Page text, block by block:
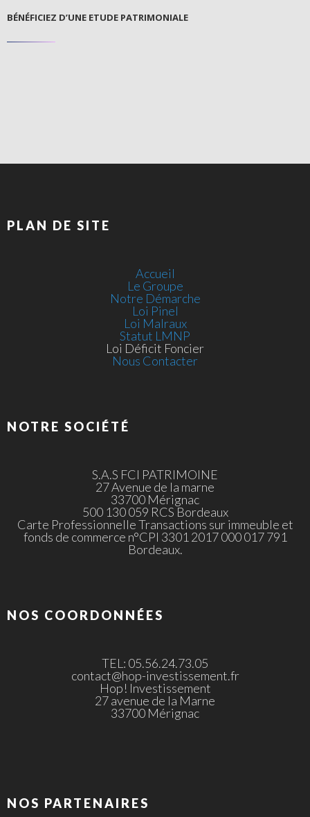
BÉNÉFICIEZ D’UNE ETUDE PATRIMONIALE
PLAN DE SITE
Accueil
Le Groupe
Notre Démarche
Loi Pinel
Loi Malraux
Statut LMNP
Loi Déficit Foncier
Nous Contacter
NOTRE SOCIÉTÉ
S.A.S FCI PATRIMOINE
27 Avenue de la marne
33700 Mérignac
500 130 059 RCS Bordeaux
Carte Professionnelle Transactions sur immeuble et
fonds de commerce n°CPI 3301 2017 000 017 791
Bordeaux.
NOS COORDONNÉES
TEL: 05.56.24.73.05
contact@hop-investissement.fr
Hop! Investissement
27 avenue de la Marne
33700 Mérignac
NOS PARTENAIRES